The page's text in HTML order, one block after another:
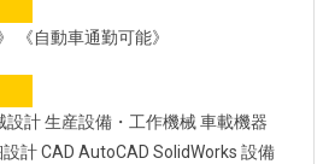
《自動車通勤可能》
設計 生産設備・工作機械 車載機器
計 CAD AutoCAD SolidWorks 設備